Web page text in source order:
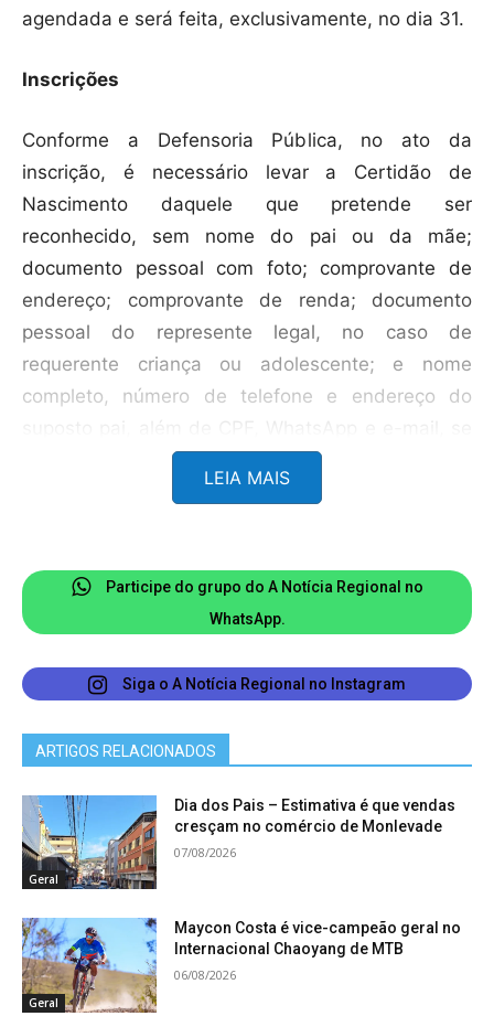
agendada e será feita, exclusivamente, no dia 31.
Inscrições
Conforme a Defensoria Pública, no ato da
inscrição, é necessário levar a Certidão de
Nascimento daquele que pretende ser
reconhecido, sem nome do pai ou da mãe;
documento pessoal com foto; comprovante de
endereço; comprovante de renda; documento
pessoal do represente legal, no caso de
requerente criança ou adolescente; e nome
completo, número de telefone e endereço do
souber. No caso de reconhecimento de filiação
socioafetiva, é necessário levar também a
ainda que conste da certidão pai ou mãe registral.
Defensoria
Em João Monlevade, o atendimento da Defensoria
Pública ocorre presencialmente, de segunda a
sexta-feira, das 13 às 17 horas, na avenida
LEIA MAIS
Participe do grupo do A Notícia Regional no
WhatsApp.
Siga o A Notícia Regional no Instagram
ARTIGOS RELACIONADOS
Geral
Dia dos Pais – Estimativa é que vendas
cresçam no comércio de Monlevade
07/08/2026
Geral
Maycon Costa é vice-campeão geral no
Internacional Chaoyang de MTB
06/08/2026